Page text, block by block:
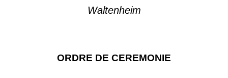
Waltenheim
ORDRE DE CEREMONIE